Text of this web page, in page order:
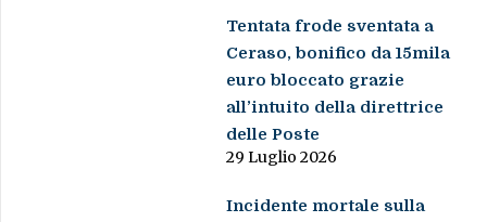
Tentata frode sventata a
Ceraso, bonifico da 15mila
euro bloccato grazie
all’intuito della direttrice
delle Poste
29 Luglio 2026
Incidente mortale sulla